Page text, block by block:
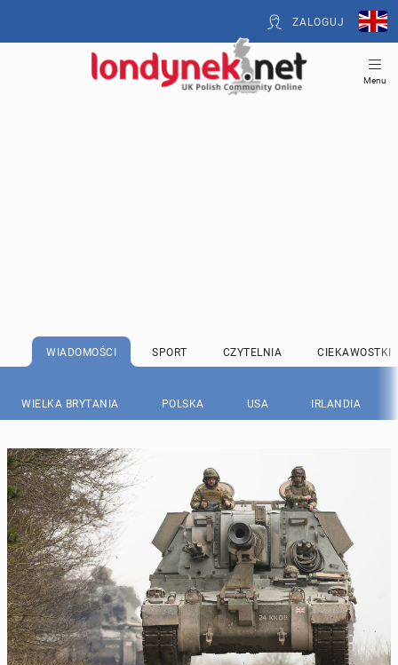
ZALOGUJ
Menu
WIADOMOŚCI SPORT CZYTELNIA CIEKAWOSTKI
WIELKA BRYTANIA POLSKA USA IRLANDIA